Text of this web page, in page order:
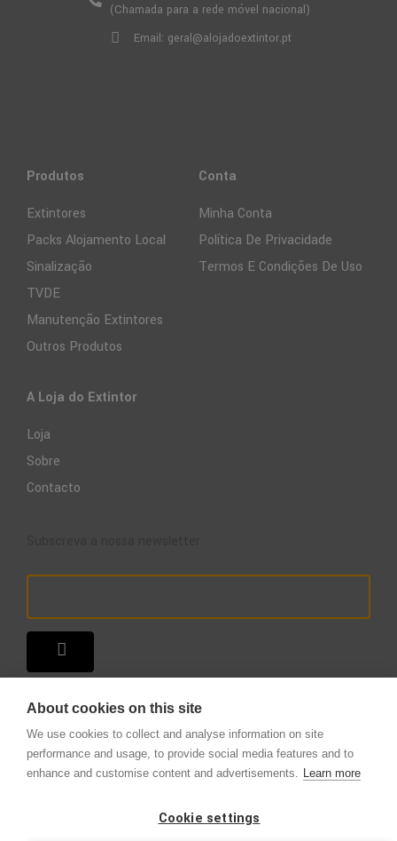
(Chamada para a rede móvel nacional)
Email: geral@alojadoextintor.pt
Produtos
Extintores
Packs Alojamento Local
Sinalização
TVDE
Manutenção Extintores
Outros Produtos
Conta
Minha Conta
Política De Privacidade
Termos E Condições De Uso
A Loja do Extintor
Loja
Sobre
Contacto
Copyright © 2025 – A Loja do Extintor .Todos os direitos reservados.
About cookies on this site
We use cookies to collect and analyse information on site
performance and usage, to provide social media features and to
enhance and customise content and advertisements. Learn more
Cookie settings